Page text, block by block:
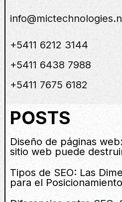
+5411 6212 3144
+5411 6438 7988
+5411 7675 6182
POSTS
Diseño de páginas
sitio web puede
Tipos de SEO: Las
para el